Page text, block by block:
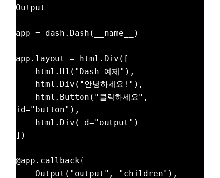
Output
app = dash.Dash(__name__)
app.layout = html.Div([
id="button"),
])
@app.callback(